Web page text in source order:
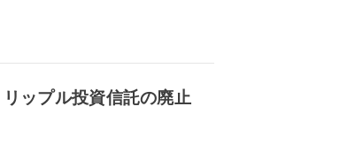
ップル投資信託の廃止